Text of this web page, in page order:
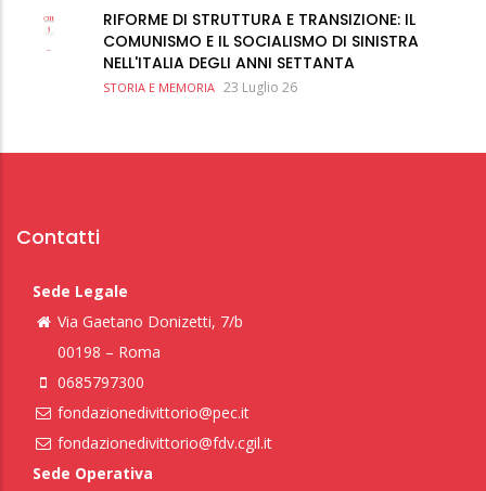
RIFORME DI STRUTTURA E TRANSIZIONE: IL
COMUNISMO E IL SOCIALISMO DI SINISTRA
NELL'ITALIA DEGLI ANNI SETTANTA
STORIA E MEMORIA 23 Luglio 26
Contatti
Sede Legale
Via Gaetano Donizetti, 7/b
00198 – Roma
0685797300
fondazionedivittorio@pec.it
fondazionedivittorio@fdv.cgil.it
Sede Operativa